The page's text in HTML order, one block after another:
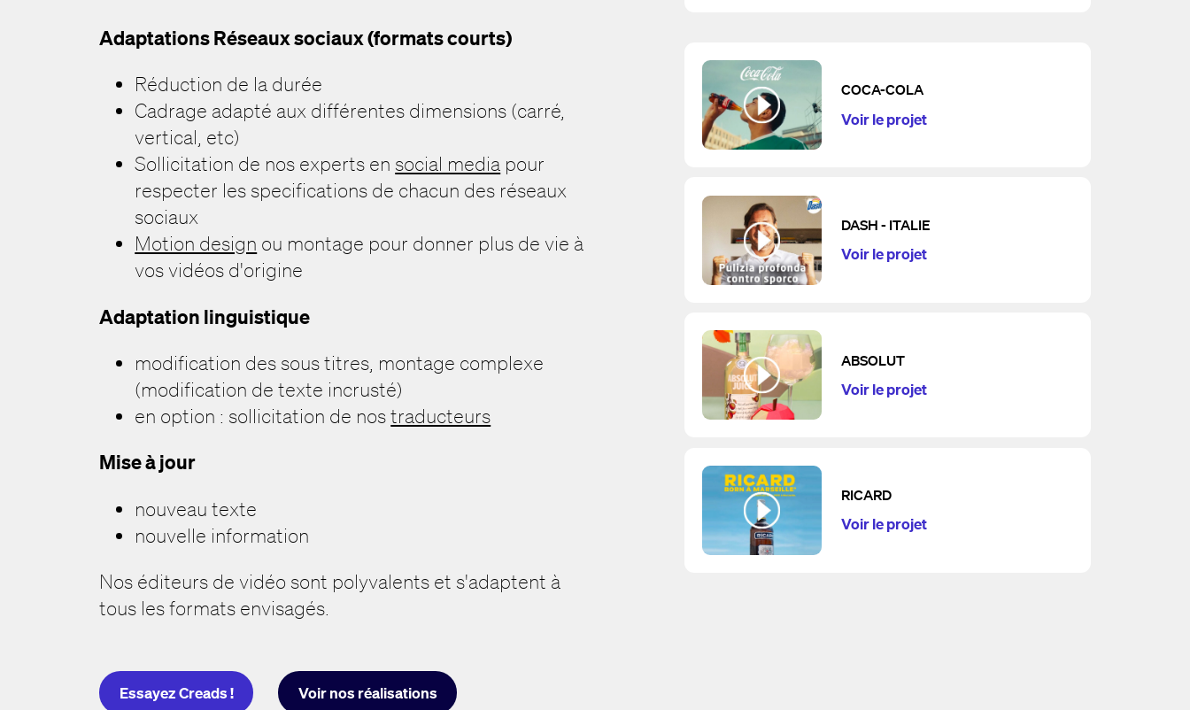
Adaptations Réseaux sociaux (formats courts)
Réduction de la durée
Cadrage adapté aux différentes dimensions (carré,
vertical, etc)
Sollicitation de nos experts en social media pour
respecter les specifications de chacun des réseaux
sociaux
Motion design ou montage pour donner plus de vie à
vos vidéos d'origine
Adaptation linguistique
modification des sous titres, montage complexe
(modification de texte incrusté)
en option : sollicitation de nostraducteurs
Mise à jour
nouveau texte
nouvelle information
Nos éditeurs de vidéo sont polyvalents et s'adaptent à
tous les formats envisagés.
COCA-COLA
Voir le projet
DASH - ITALIE
Voir le projet
ABSOLUT
Voir le projet
RICARD
Voir le projet
Essayez Creads ! Voir nos réalisations